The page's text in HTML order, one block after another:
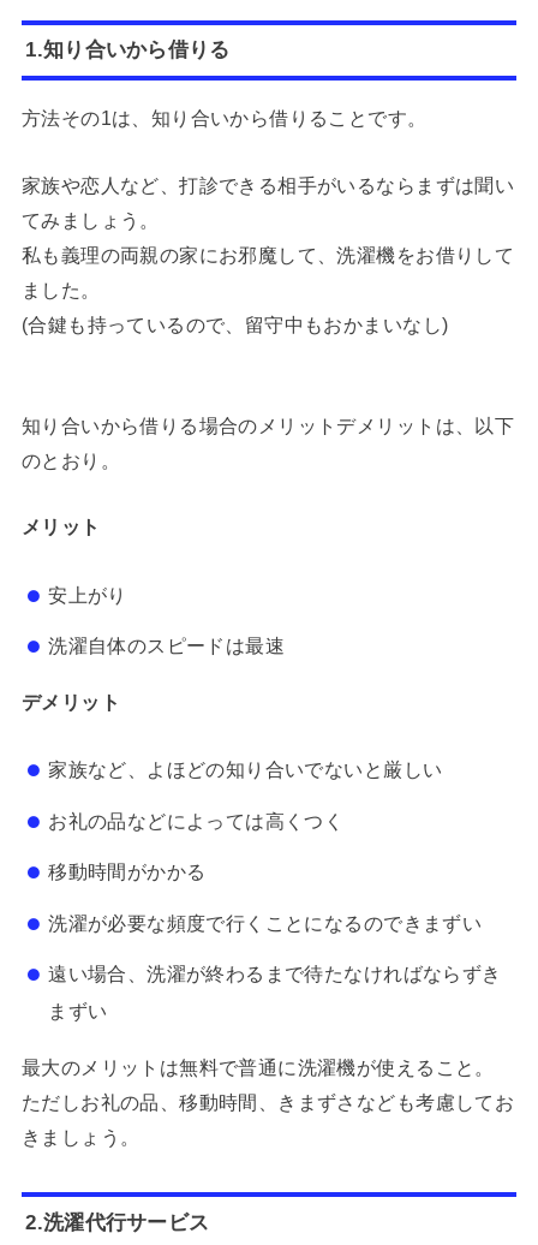
1.知り合いから借りる
方法その1は、知り合いから借りることです。
家族や恋人など、打診できる相手がいるならまずは聞い
てみましょう。
私も義理の両親の家にお邪魔して、洗濯機をお借りして
ました。
(合鍵も持っているので、留守中もおかまいなし)
知り合いから借りる場合のメリットデメリットは、以下
のとおり。
メリット
安上がり
洗濯自体のスピードは最速
デメリット
家族など、よほどの知り合いでないと厳しい
お礼の品などによっては高くつく
移動時間がかかる
洗濯が必要な頻度で行くことになるのできまずい
遠い場合、洗濯が終わるまで待たなければならずき
まずい
最大のメリットは無料で普通に洗濯機が使えること。
ただしお礼の品、移動時間、きまずさなども考慮してお
きましょう。
2.洗濯代行サービス